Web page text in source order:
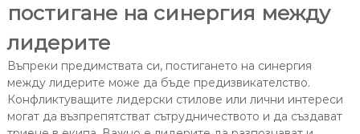
постигане на синергия между
лидерите
Въпреки предимствата си, постигането на синергия
между лидерите може да бъде предизвикателство.
Конфликтуващите лидерски стилове или лични интереси
могат да възпрепятстват сътрудничеството и да създават